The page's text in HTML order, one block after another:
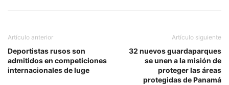
Artículo anterior
Deportistas rusos son
admitidos en competiciones
internacionales de luge
Artículo siguiente
32 nuevos guardaparques
se unen a la misión de
proteger las áreas
protegidas de Panamá